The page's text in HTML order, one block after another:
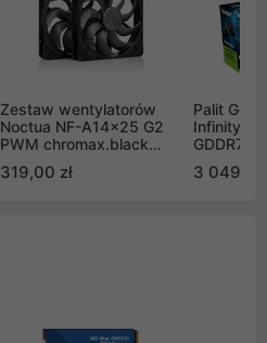
Zestaw wentylatorów
Noctua NF-A14x25 G2
PWM chromax.black
Push Pull (2szt)
319,00 zł
Palit
Infinity 3
GDDR7
GB2050S)
3 049,00